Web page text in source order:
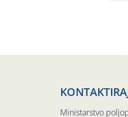
Ministarstvo